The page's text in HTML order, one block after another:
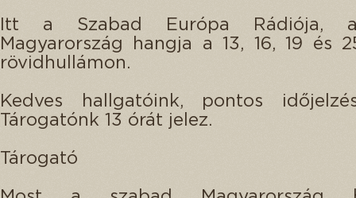
Itt a Szabad Európa Rádiója,
Magyarország hangja a 13, 16, 19 és
rövidhullámon.
Kedves hallgatóink, pontos
Tárogatónk 13 órát jelez.
Tárogató